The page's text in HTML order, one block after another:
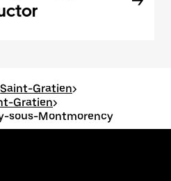
Saint-Gratien>
Gratien>
sous-Montmorency